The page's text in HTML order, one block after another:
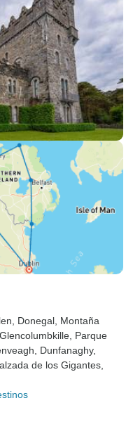
, Donegal , Montaña
, Glencolumbkille , Parque
, Dunfanaghy,
de los Gigantes